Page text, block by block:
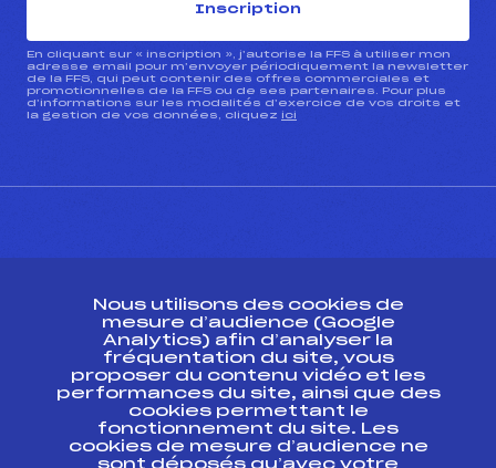
Inscription
En cliquant sur « inscription », j’autorise la FFS à utiliser mon
adresse email pour m’envoyer périodiquement la newsletter
de la FFS, qui peut contenir des offres commerciales et
promotionnelles de la FFS ou de ses partenaires. Pour plus
d’informations sur les modalités d’exercice de vos droits et
la gestion de vos données, cliquez ici
Ressources
Pass’Neige
Projet sportif fédéral
Projet de performance fédéral
Nous utilisons des cookies de
mesure d’audience (Google
Analytics) afin d’analyser la
fréquentation du site, vous
proposer du contenu vidéo et les
performances du site, ainsi que des
cookies permettant le
fonctionnement du site. Les
cookies de mesure d’audience ne
sont déposés qu’avec votre